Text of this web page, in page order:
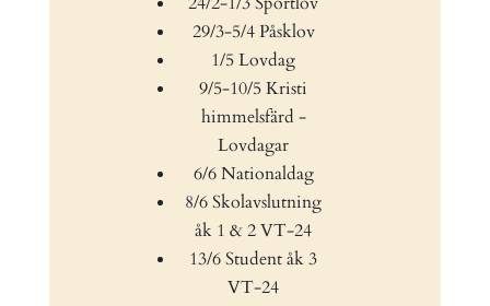
29/3-5/4 Påsklov
1/5 Lovdag
9/5-10/5 Kristi
himmelsfärd -
Lovdagar
6/6 Nationaldag
8/6 Skolavslutning
åk 1 & 2 VT-24
13/6 Student åk 3
VT-24